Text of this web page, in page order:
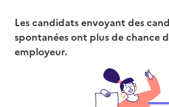
Les candidats envoyant des
spontanées ont plus de chance
employeur.